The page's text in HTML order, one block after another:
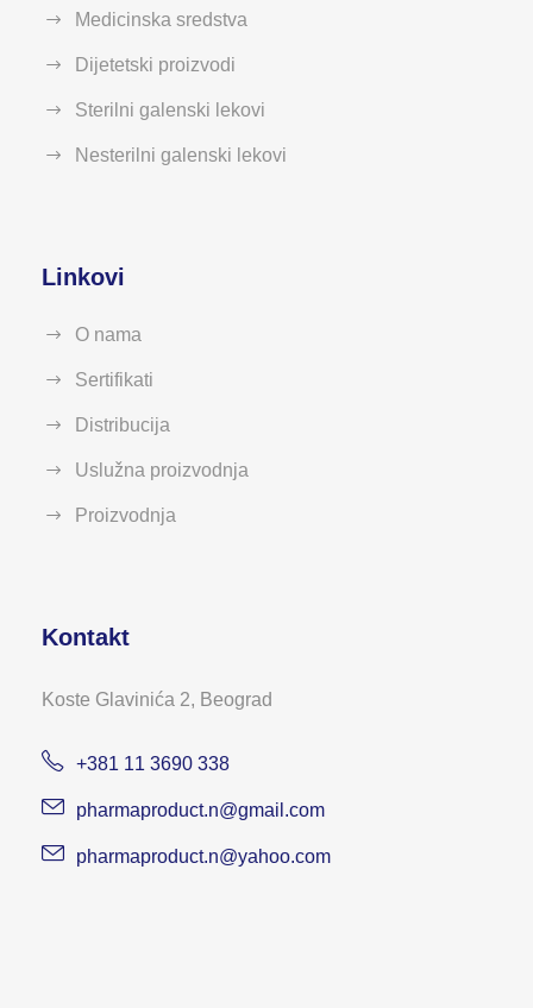
Medicinska sredstva
Dijetetski proizvodi
Sterilni galenski lekovi
Nesterilni galenski lekovi
Linkovi
O nama
Sertifikati
Distribucija
Uslužna proizvodnja
Proizvodnja
Kontakt
Koste Glavinića 2, Beograd
+381 11 3690 338
pharmaproduct.n@gmail.com
pharmaproduct.n@yahoo.com